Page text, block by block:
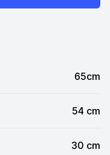
65cm
54 cm
30 cm